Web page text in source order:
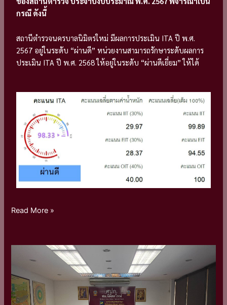
กรณี ดังนี้
สถานีตำรวจนครบาลนิมิตรใหม่ มีผลการประเมิน ITA ปี พ.ศ.
2567 อยู่ในระดับ “ผ่านดี” หน่วยงานสามารถรักษาระดับผลการ
ประเมิน ITA ปี พ.ศ. 2568 ให้อยู่ในระดับ “ผ่านดีเยี่ยม” ให้ได้
Read More »
COI
ครั้ง
ที่